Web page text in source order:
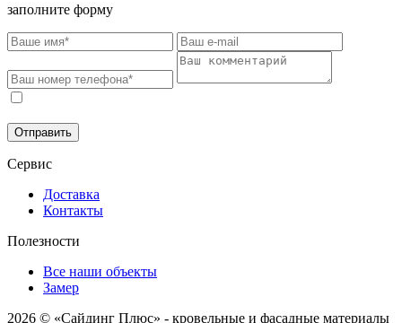
заполните форму
Отправить
Сервис
Доставка
Контакты
Полезности
Все наши объекты
Замер
2026 © «Сайдинг Плюс» - кровельные и фасадные материалы